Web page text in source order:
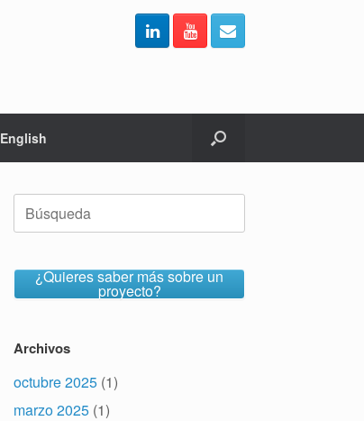
English
Buscar:
¿Quieres saber más sobre un
proyecto?
Archivos
octubre 2025 (1)
marzo 2025 (1)